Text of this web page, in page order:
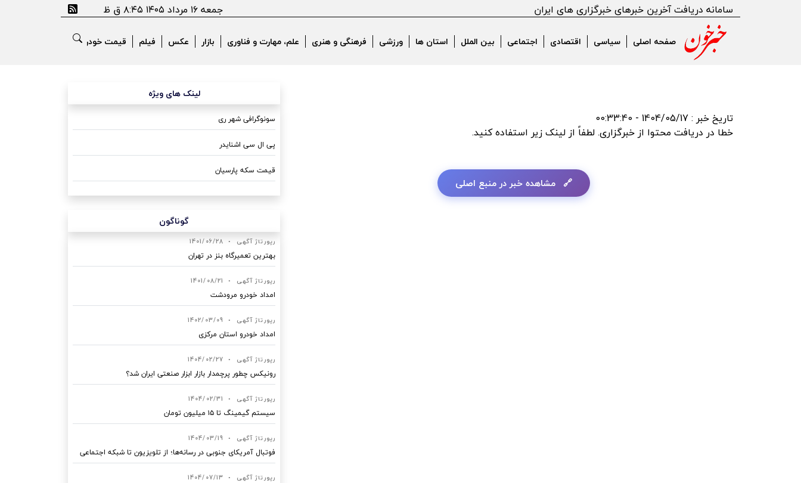
سامانه دریافت آخرین خبرهای خبرگزاری های ایران جمعه ۱۶ مرداد ۱۴۰۵ ۸:۴۵ ق ظ
صفحه اصلی سیاسی اقتصادی اجتماعی بین الملل استان ها ورزشی فرهنگی و هنری علم، مهارت و فناوری بازار عکس فیلم قیمت خودرو
error:The requested URL returned error: 503 Backend fetch failed
تاریخ خبر : 1404/05/17 - 00:33:40
خطا در دریافت محتوا از خبرگزاری. لطفاً از لینک زیر استفاده کنید.
مشاهده خبر در منبع اصلی
لینک های ویژه
سونوگرافی شهر ری
پی ال سی اشنایدر
قیمت سکه پارسیان
گوناگون
رپورتاژ آگهی •
1401/06/28
بهترین تعمیرگاه بنز در تهران
رپورتاژ آگهی •
1401/08/21
امداد خودرو مرودشت
رپورتاژ آگهی •
1402/03/09
امداد خودرو استان مرکزی
رپورتاژ آگهی •
1404/02/27
رونیکس چطور پرچمدار بازار ابزار صنعتی ایران شد؟
رپورتاژ آگهی •
1404/02/31
سیستم گیمینگ تا ۱۵ میلیون تومان
رپورتاژ آگهی •
1404/03/19
فوتبال آمریکای جنوبی در رسانه‌ها؛ از تلویزیون تا شبکه اجتماعی
رپورتاژ آگهی •
1404/07/13